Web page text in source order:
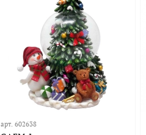
арт. 602638